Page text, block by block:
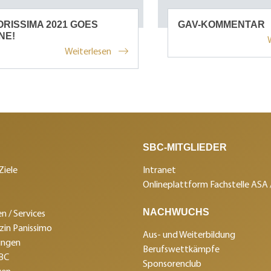
2021 GOES
Weiterlesen
GAV-KOMMENTAR
/ Services
Panissimo
SBC-MITGLIEDER
Intranet
Onlineplattform Fachstelle ASA
NACHWUCHS
Aus- und Weiterbildung
Berufswettkämpfe
Sponsorenclub